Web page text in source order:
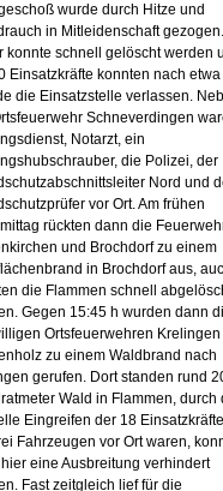
wurde durch Hitze und
in Mitleidenschaft
konnte schnell gelöscht werden
Einsatzkräfte konnten nach
die Einsatzstelle verlassen.
Schneverdingen
Notarzt, ein
die Polizei, der
Nord und
vor Ort. Am frühen
rückten dann die
und Brochdorf zu einem
in Brochdorf aus,
die Flammen schnell
Gegen 15:45 h wurden dann
Ortsfeuerwehren
zu einem Waldbrand nach
gerufen. Dort standen rund
Wald in Flammen, durch
Eingreifen der 18
Fahrzeugen vor Ort waren,
eine Ausbreitung verhindert
Fast zeitgleich lief für die